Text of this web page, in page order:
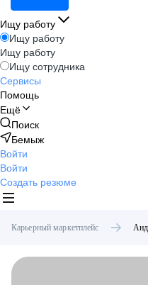
Ищу работу
Ищу работу
Ищу работу
Ищу сотрудника
Сервисы
Помощь
Ещё
Поиск
Бемыж
Войти
Войти
Создать резюме
Карьерный маркетплейс